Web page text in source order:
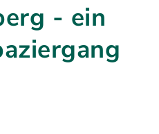
- ein